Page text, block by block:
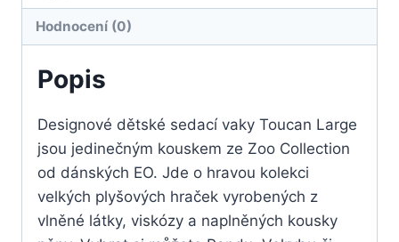
Hodnocení (0)
Popis
Designové dětské sedací vaky Toucan Large
jsou jedinečným kouskem ze Zoo Collection
od dánských EO. Jde o hravou kolekci
velkých plyšových hraček vyrobených z
vlněné látky, viskózy a naplněných kousky